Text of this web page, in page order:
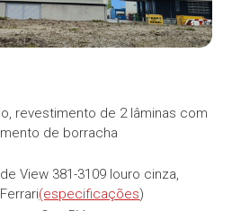
revestimento de 2 lâminas com
de borracha
View 381-3109 louro cinza,
(especificações)